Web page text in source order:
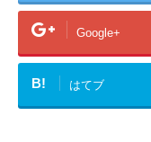
Google+
B! はてブ